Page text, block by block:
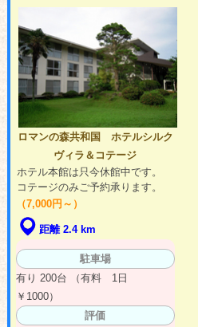
ロマンの森共和国 ホテルシルク
ヴィラ＆コテージ
ホテル本館は只今休館中です。
コテージのみご予約承ります。
（7,000円～）
距離 2.4 km
駐車場
有り 200台 （有料 1日
￥1000）
評価